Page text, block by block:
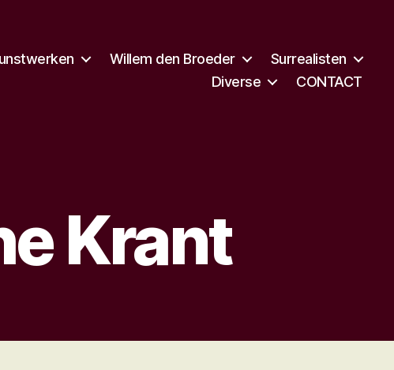
Willem den Broeder
Surrealisten
Diverse
CONTACT
Krant